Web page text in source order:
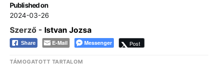
Published on
2024-03-26
Szerző - Istvan Jozsa
Share E-Mail Messenger Post
TÁMOGATOTT TARTALOM